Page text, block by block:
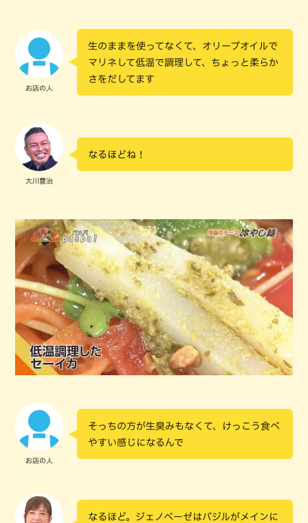
お店の人
生のままを使ってなくて、オリーブオイルで
マリネして低温で調理して、ちょっと柔らか
さをだしてます
大川豊治
なるほどね！
お店の人
そっちの方が生臭みもなくて、けっこう食べ
やすい感じになるんで
なるほど。ジェノベーゼはバジルがメインに